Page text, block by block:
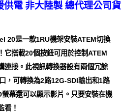
電 非大陸製 總代理公司貨
20是一款1RU機架安裝ATEM切換
它搭載20個按鈕可用於控制ATEM
連接。此視訊轉換器設有兩個冗餘
，可轉換為2路12G-SDI輸出和1路
幕還可以顯示影片。只要安裝在機
看！